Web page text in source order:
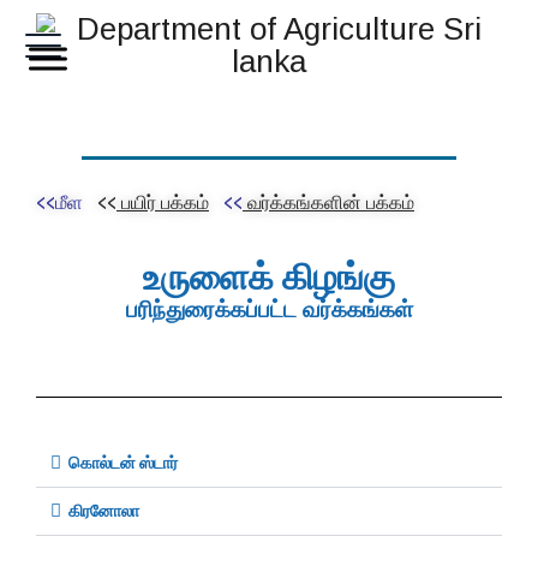
<<மீள << பயிர் பக்கம் << வர்க்கங்களின் பக்கம்
உருளைக் கிழங்கு
பரிந்துரைக்கப்பட்ட வர்க்கங்கள்
கொல்டன் ஸ்டார்
கிரனோலா